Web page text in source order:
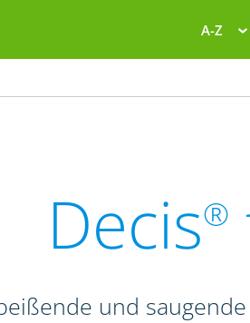
A-Z
Decis®
und